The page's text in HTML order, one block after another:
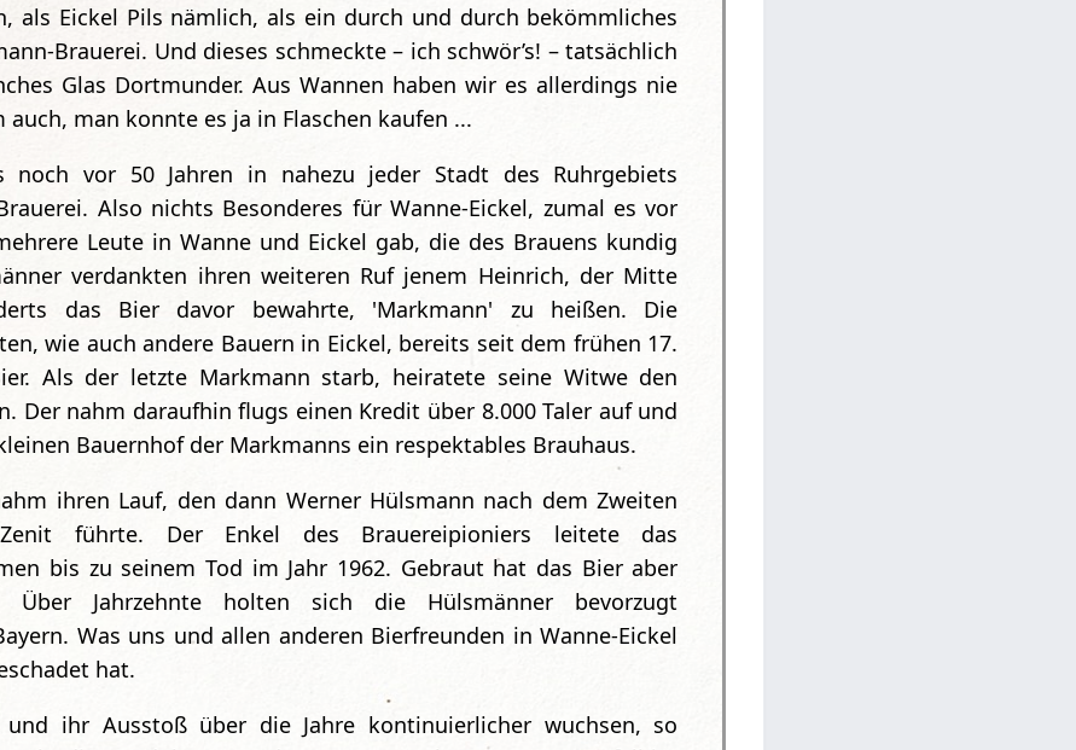
als Eickel Pils nämlich, als ein durch und durch bekömmliches
Brauerei. Und dieses schmeckte – ich schwör’s! – tatsächlich
Glas Dortmunder. Aus Wannen haben wir es allerdings nie
man konnte es ja in Flaschen kaufen ...
noch vor 50 Jahren in nahezu jeder Stadt des Ruhrgebiets
Also nichts Besonderes für Wanne-Eickel, zumal es vor
Leute in Wanne und Eickel gab, die des Brauens kundig
verdankten ihren weiteren Ruf jenem Heinrich, der Mitte
das Bier davor bewahrte, 'Markmann' zu heißen. Die
wie auch andere Bauern in Eickel, bereits seit dem frühen 17.
Als der letzte Markmann starb, heiratete seine Witwe den
Der nahm daraufhin flugs einen Kredit über 8.000 Taler auf und
Bauernhof der Markmanns ein respektables Brauhaus.
ihren Lauf, den dann Werner Hülsmann nach dem Zweiten
führte. Der Enkel des Brauereipioniers leitete das
bis zu seinem Tod im Jahr 1962. Gebraut hat das Bier aber
Über Jahrzehnte holten sich die Hülsmänner bevorzugt
Was uns und allen anderen Bierfreunden in Wanne-Eickel
hat.
ihr Ausstoß über die Jahre kontinuierlicher wuchsen, so